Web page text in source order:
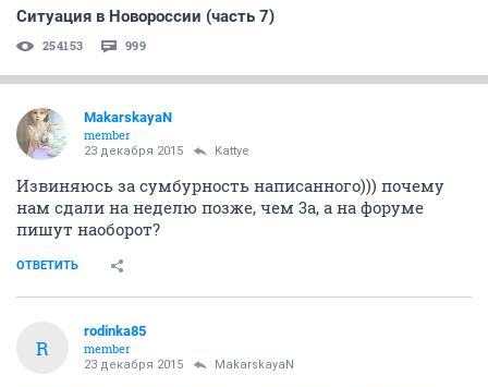
Ситуация в Новороссии (часть 7)
254153 999
MakarskayaN
member
23 декабря 2015 Kattye
Извиняюсь за сумбурность написанного))) почему
нам сдали на неделю позже, чем 3а, а на форуме
пишут наоборот?
ОТВЕТИТЬ
R
rodinka85
member
23 декабря 2015 MakarskayaN